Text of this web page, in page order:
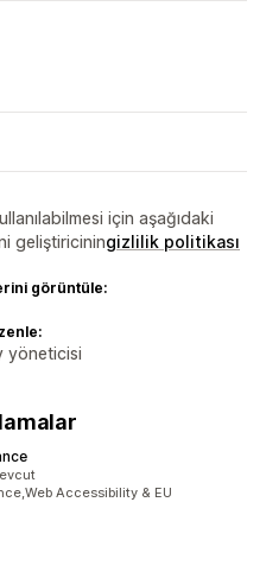
için aşağıdaki
geliştiriciningizlilik politikası
görüntüle:
yöneticisi
Accessibility & EU